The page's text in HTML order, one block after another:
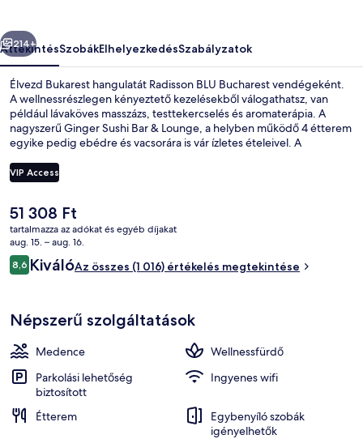
Következő
214+
ÁttekintésSzobákElhelyezkedésSzabályzatok
Élvezd Bukarest hangulatát Radisson BLU Bucharest vendégeként.
A wellnessrészlegen kényeztető kezelésekből válogathatsz, van
például lávaköves masszázs, testtekercselés és aromaterápia. A
nagyszerű Ginger Sushi Bar & Lounge, a helyben működő 4 étterem
egyike pedig ebédre és vacsorára is vár ízletes ételeivel. A
medence melletti bár is várja. Más utazók imádják a hely következó
jellemzőit: segítőkész személyzet. A tömegközlekedés jól
VIP Access
A
jelenlegi
ár
51 308 Ft
51 308 Ft
tartalmazza az adókat és egyéb díjakat
aug. 15. – aug. 16.
Értékelések
8,68,6 ennyiből: 10
KiválóAz összes (1 016) értékelés megtekintése
Népszerű szolgáltatások
Medence
Wellnessfürdő
Parkolási lehetőség
biztosított
Ingyenes wifi
Étterem
Egybenyíló szobák
igényelhetők